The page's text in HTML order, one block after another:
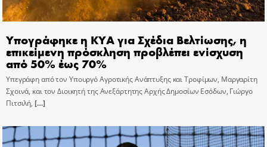
Υπογράφηκε η ΚΥΑ για Σχέδια Βελτίωσης, η
επικείμενη πρόσκληση προβλέπει ενίσχυση
από 50% έως 70%
Υπεγράφη από τον Υπουργό Αγροτικής Ανάπτυξης και Τροφίμων, Μαργαρίτη
Σχοινά, και τον Διοικητή της Ανεξάρτητης Αρχής Δημοσίων Εσόδων, Γιώργο
Πιτσιλή, […]